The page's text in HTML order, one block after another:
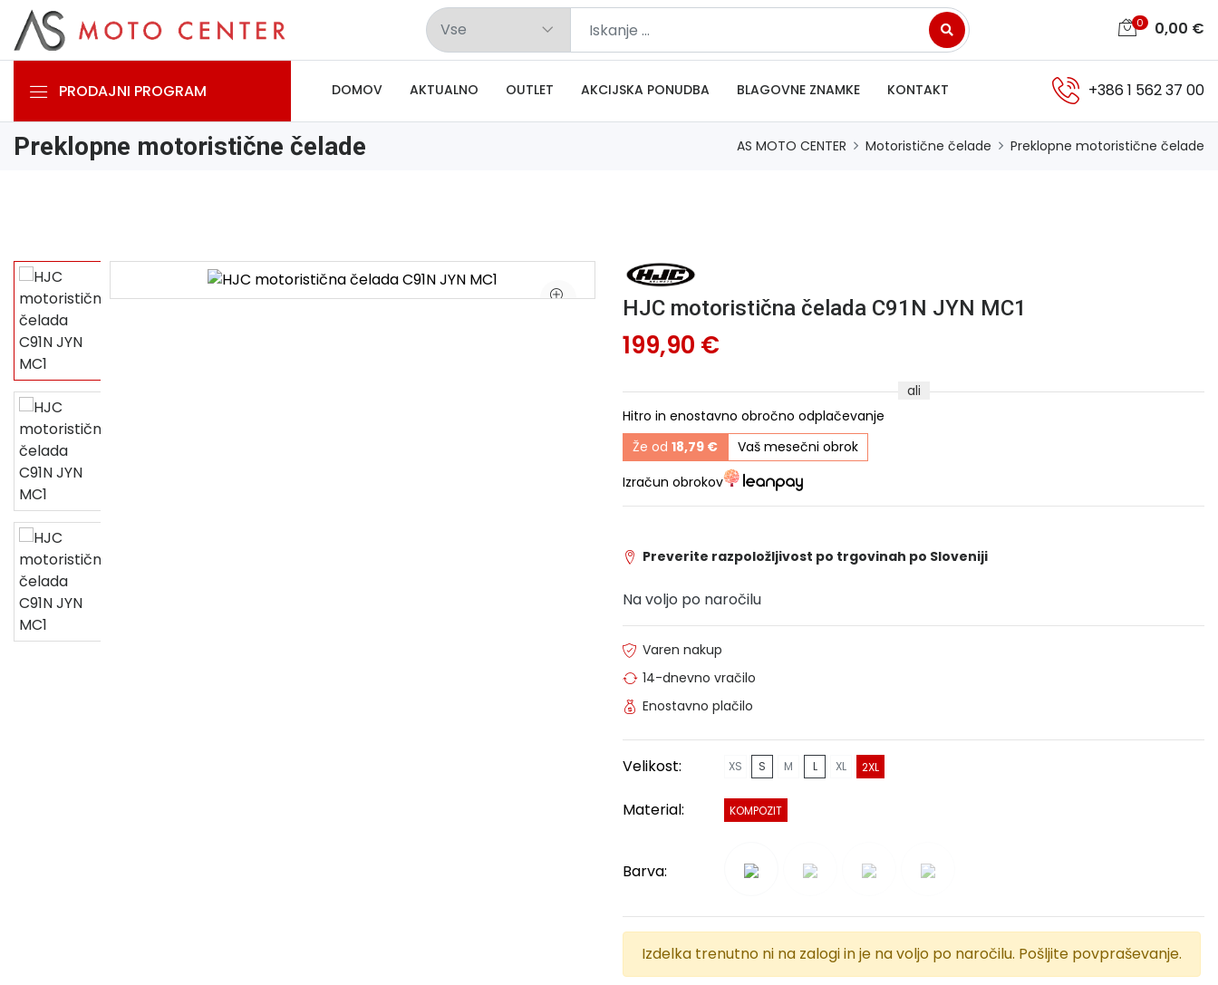
0 0,00 €
PRODAJNI PROGRAM DOMOV AKTUALNO OUTLET AKCIJSKA PONUDBA BLAGOVNE ZNAMKE KONTAKT +386 1 562 37 00
Preklopne motoristične čelade AS MOTO CENTER Motoristične čelade Preklopne motoristične čelade
HJC motoristična čelada C91N JYN MC1
199,90 €
ali
Hitro in enostavno obročno odplačevanje
Že od 18,79 €
Vaš mesečni obrok
Izračun obrokov
Preverite razpoložljivost po trgovinah po Sloveniji
Na voljo po naročilu
Varen nakup
14-dnevno vračilo
Enostavno plačilo
Velikost: XS S M L XL 2XL
Material: KOMPOZIT
Barva:
Izdelka trenutno ni na zalogi in je na voljo po naročilu. Pošljite povpraševanje.